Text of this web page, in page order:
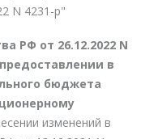
N 4231-р"
РФ от 26.12.2022 N
в
бюджета
изменений в